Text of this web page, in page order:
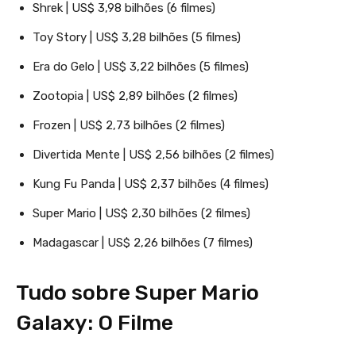
Shrek | US$ 3,98 bilhões (6 filmes)
Toy Story | US$ 3,28 bilhões (5 filmes)
Era do Gelo | US$ 3,22 bilhões (5 filmes)
Zootopia | US$ 2,89 bilhões (2 filmes)
Frozen | US$ 2,73 bilhões (2 filmes)
Divertida Mente | US$ 2,56 bilhões (2 filmes)
Kung Fu Panda | US$ 2,37 bilhões (4 filmes)
Super Mario | US$ 2,30 bilhões (2 filmes)
Madagascar | US$ 2,26 bilhões (7 filmes)
Tudo sobre Super Mario
Galaxy: O Filme